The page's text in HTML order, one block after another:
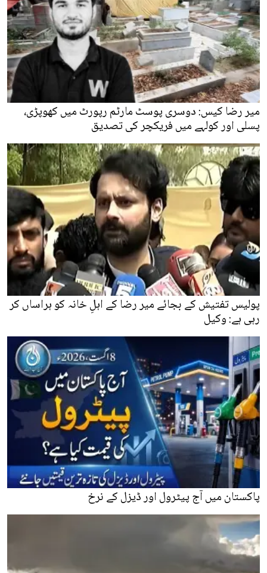
میر رضا کیس: دوسری پوسٹ مارٹم رپورٹ میں کھوپڑی،
پسلی اور کولہے میں فریکچر کی تصدیق
پولیس تفتیش کے بجائے میر رضا کے اہلِ خانہ کو ہراساں کر
رہی ہے: وکیل
پاکستان میں آج پیٹرول اور ڈیزل کے نرخ